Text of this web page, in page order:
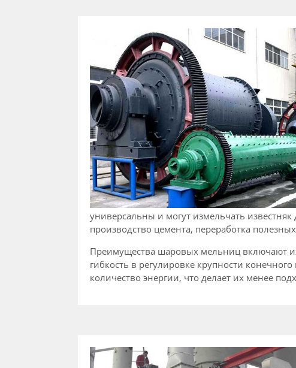
универсальны и могут измельчать
производство цемента, переработка
Преимущества шаровых мельниц включают
гибкость в регулировке крупности
количество энергии, что делает их менее